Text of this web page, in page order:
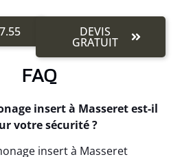
DEVIS
GRATUIT
FAQ
insert à Masseret est-il
votre sécurité ?
insert à Masseret